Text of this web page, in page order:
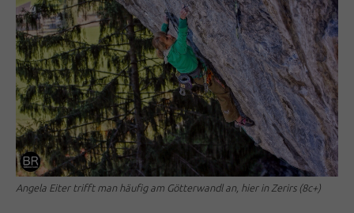
Angela Eiter trifft man häufig am Götterwandl an, hier in Zerirs (8c+)